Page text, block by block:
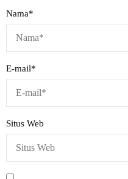
Nama*
E-mail*
Situs Web